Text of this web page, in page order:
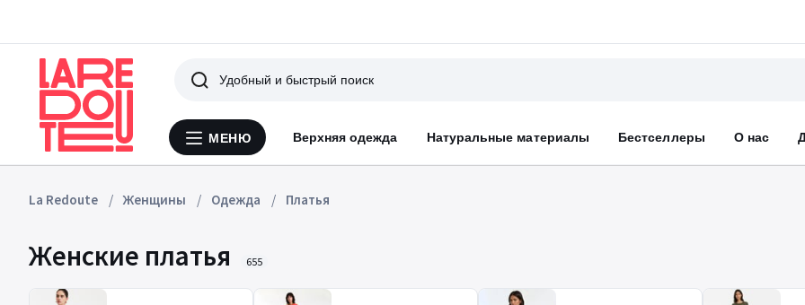
Меню
МЕНЮ Верхняя одежда Натуральные материалы Бестселлеры О нас
Поиск
La Redoute Женщины Одежда Платья
Женские платья 655